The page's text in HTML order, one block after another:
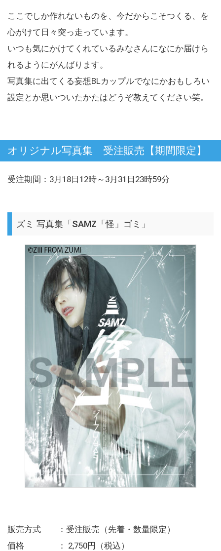
ここでしか作れないものを、今だからこそつくる、を
心がけて日々突っ走っています。
いつも気にかけてくれているみなさんになにか届けら
れるようにがんばります。
写真集に出てくる妄想BLカップルでなにかおもしろい
設定とか思いついたかたはどうぞ教えてください笑。
オリジナル写真集 受注販売【期間限定】
受注期間：3月18日12時～3月31日23時59分
ズミ 写真集「SAMZ「怪」ゴミ」
販売方式 ：受注販売（先着・数量限定）
価格 ： 2,750円（税込）